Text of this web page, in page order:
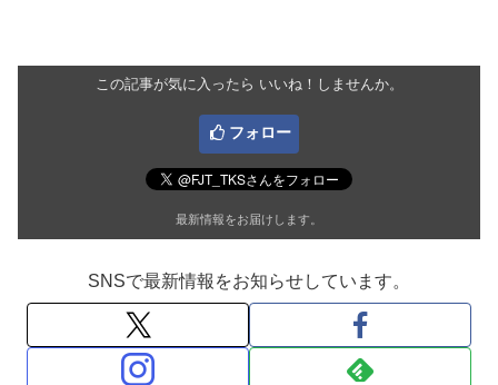
この記事が気に入ったら いいね！しませんか。
フォロー
最新情報をお届けします。
SNSで最新情報をお知らせしています。